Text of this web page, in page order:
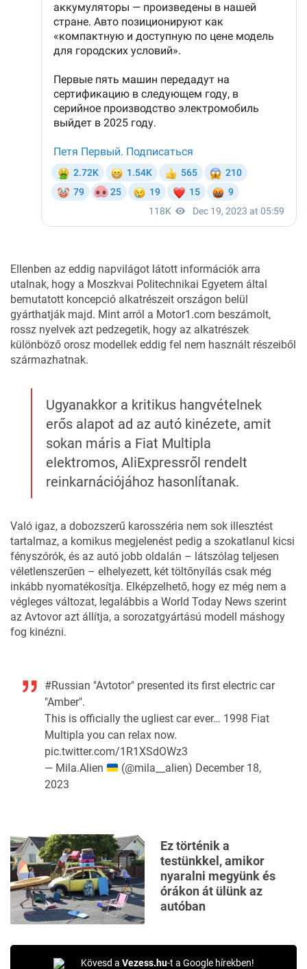
Ellenben az eddig napvilágot látott információk arra
utalnak, hogy a Moszkvai Politechnikai Egyetem által
bemutatott koncepció alkatrészeit országon belül
gyárthatják majd. Mint arról a Motor1.com beszámolt,
rossz nyelvek azt pedzegetik, hogy az alkatrészek
különböző orosz modellek eddig fel nem használt részeiből
származhatnak.
Ugyanakkor a kritikus hangvételnek
erős alapot ad az autó kinézete, amit
sokan máris a Fiat Multipla
elektromos, AliExpressről rendelt
reinkarnációjához hasonlítanak.
Való igaz, a dobozszerű karosszéria nem sok illesztést
tartalmaz, a komikus megjelenést pedig a szokatlanul kicsi
fényszórók, és az autó jobb oldalán – látszólag teljesen
véletlenszerűen – elhelyezett, két töltőnyílás csak még
inkább nyomatékosítja. Elképzelhető, hogy ez még nem a
végleges változat, legalábbis a World Today News szerint
az Avtovor azt állítja, a sorozatgyártású modell máshogy
fog kinézni.
#Russian "Avtotor" presented its first electric car
"Amber".
This is officially the ugliest car ever… 1998 Fiat
Multipla you can relax now.
pic.twitter.com/1R1XSdOWz3
— Mila.Alien
(@mila__alien) December 18,
2023
Ez történik a
testünkkel, amikor
nyaralni megyünk és
órákon át ülünk az
autóban
Kövesd a Vezess.hu-t a Google hírekben!